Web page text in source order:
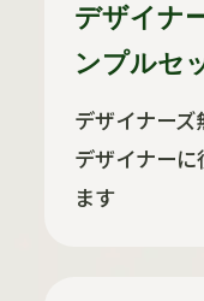
デザイナ
ンプルセ
デザイナーズ
デザイナー
ます